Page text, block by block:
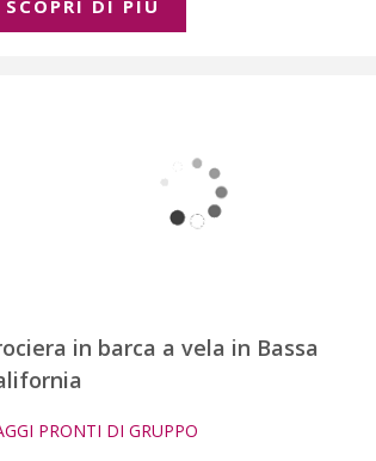
SCOPRI DI PIÚ
in barca a vela in Bassa
PRONTI DI GRUPPO